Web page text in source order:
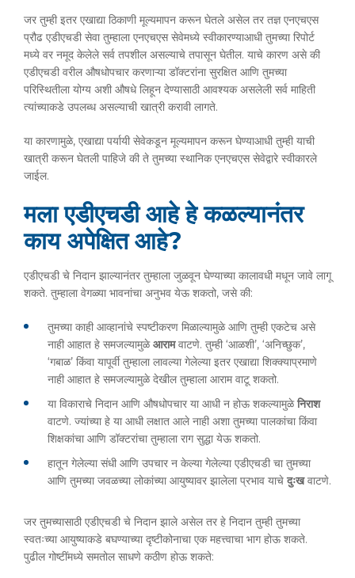
जर तुम्ही इतर एखाद्या ठिकाणी मूल्यमापन करून घेतले असेल तर तज्ञ एनएचएस
प्रौढ एडीएचडी सेवा तुम्हाला एनएचएस सेवेमध्ये स्वीकारण्याआधी तुमच्या रिपोर्ट
मध्ये वर नमूद केलेले सर्व तपशील असल्याचे तपासून घेतील. याचे कारण असे की
एडीएचडी वरील औषधोपचार करणाऱ्या डॉक्टरांना सुरक्षित आणि तुमच्या
परिस्थितीला योग्य अशी औषधे लिहून देण्यासाठी आवश्यक असलेली सर्व माहिती
त्यांच्याकडे उपलब्ध असल्याची खात्री करावी लागते.
या कारणामुळे, एखाद्या पर्यायी सेवेकडून मूल्यमापन करून घेण्याआधी तुम्ही याची
खात्री करून घेतली पाहिजे की ते तुमच्या स्थानिक एनएचएस सेवेद्वारे स्वीकारले
जाईल.
मला एडीएचडी आहे हे कळल्यानंतर
काय अपेक्षित आहे?
एडीएचडी चे निदान झाल्यानंतर तुम्हाला जुळवून घेण्याच्या कालावधी मधून जावे लागू
शकते. तुम्हाला वेगळ्या भावनांचा अनुभव येऊ शकतो, जसे की:
तुमच्या काही आव्हानांचे स्पष्टीकरण मिळाल्यामुळे आणि तुम्ही एकटेच असे
नाही आहात हे समजल्यामुळेआरामवाटणे. तुम्ही ‘आळशी’, ‘अनिच्छुक’,
‘गबाळ’ किंवा यापूर्वी तुम्हाला लावल्या गेलेल्या इतर एखाद्या शिक्क्याप्रमाणे
नाही आहात हे समजल्यामुळे देखील तुम्हाला आराम वाटू शकतो.
या विकाराचे निदान आणि औषधोपचार या आधी न होऊ शकल्यामुळेनिराश
वाटणे. ज्यांच्या हे या आधी लक्षात आले नाही अशा तुमच्या पालकांचा किंवा
शिक्षकांचा आणि डॉक्टरांचा तुम्हाला राग सुद्धा येऊ शकतो.
हातून गेलेल्या संधी आणि उपचार न केल्या गेलेल्या एडीएचडी चा तुमच्या
आणि तुमच्या जवळच्या लोकांच्या आयुष्यावर झालेला प्रभाव याचे दुःखवाटणे.
जर तुमच्यासाठी एडीएचडी चे निदान झाले असेल तर हे निदान तुम्ही तुमच्या
स्वतःच्या आयुष्याकडे बघण्याच्या दृष्टीकोनाचा एक महत्त्वाचा भाग होऊ शकते.
पुढील गोष्टींमध्ये समतोल साधणे कठीण होऊ शकते: